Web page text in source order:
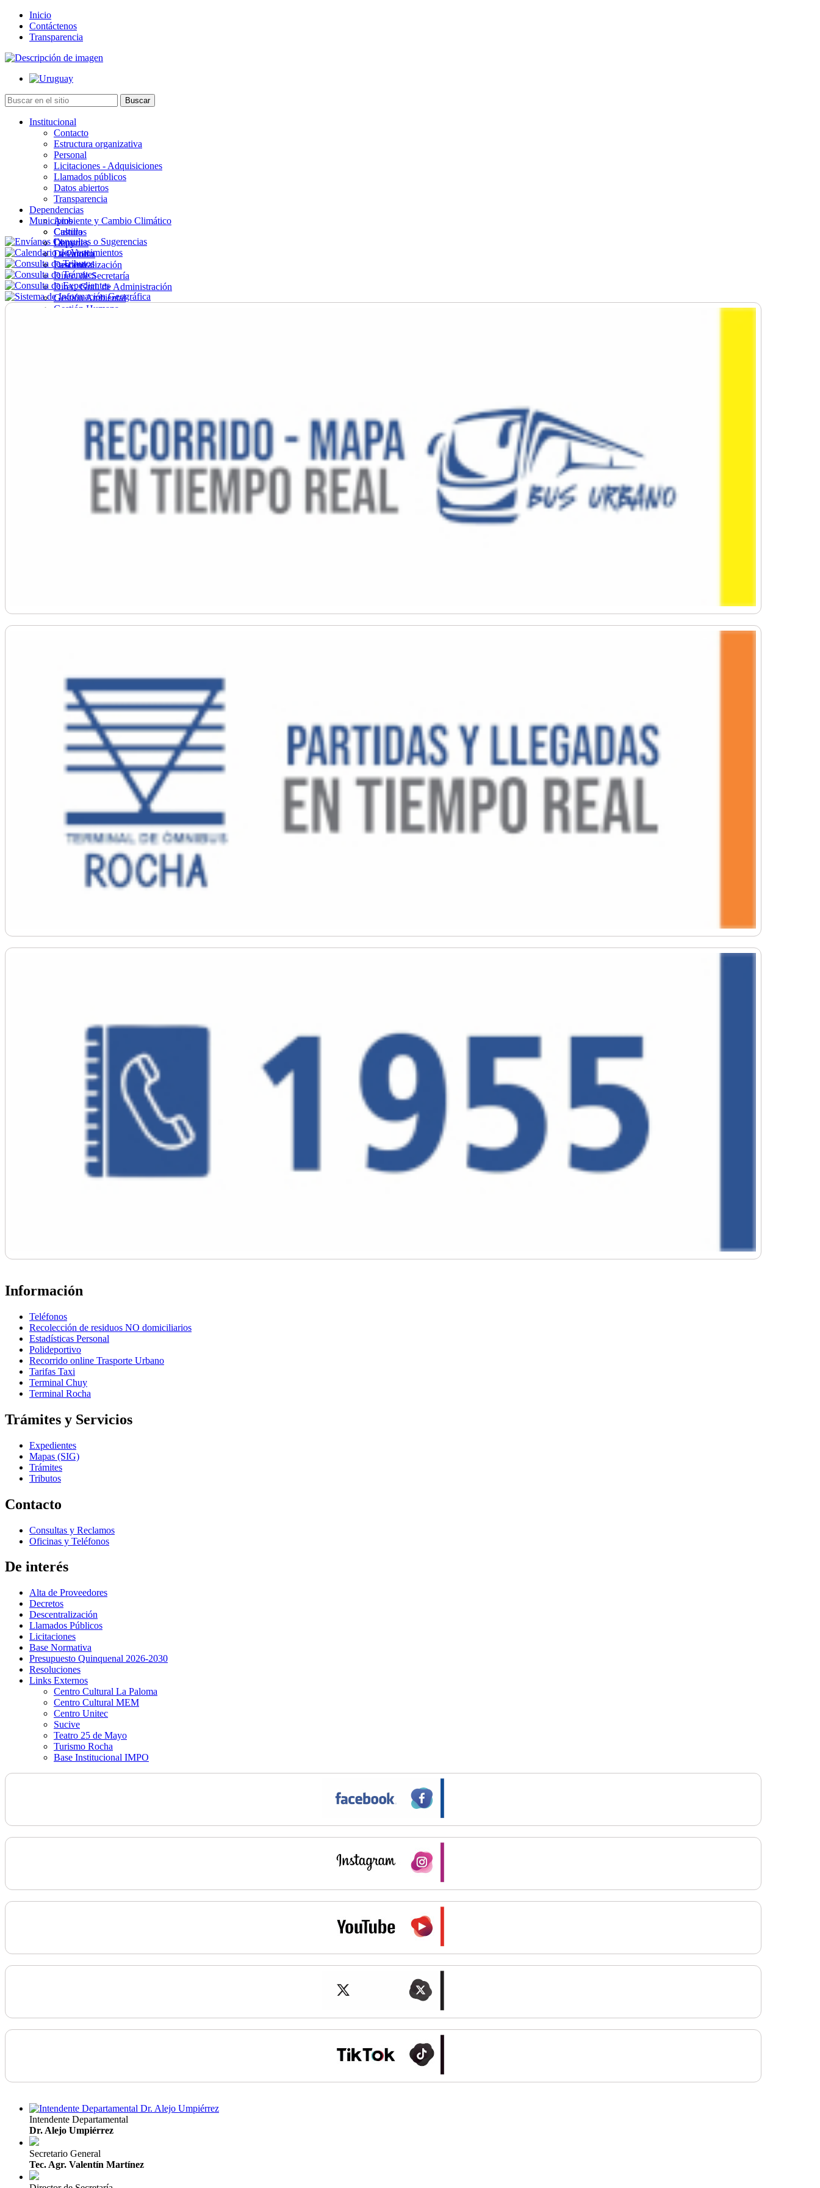
Inicio
Contáctenos
Transparencia
Institucional
Contacto
Estructura organizativa
Personal
Licitaciones - Adquisiciones
Llamados públicos
Datos abiertos
Transparencia
Dependencias
Ambiente y Cambio Climático
Cultura
Deportes
Desarrollo
Descentralización
Direc. de Secretaría
Direc. Gral. de Administración
Gestión Ambiental
Gestión Humana
Municipios
Castillos
Chuy
La Paloma
Lascano
Información
Teléfonos
Recolección de residuos NO domiciliarios
Estadísticas Personal
Polideportivo
Recorrido online Trasporte Urbano
Tarifas Taxi
Terminal Chuy
Terminal Rocha
Trámites y Servicios
Expedientes
Mapas (SIG)
Trámites
Tributos
Contacto
Consultas y Reclamos
Oficinas y Teléfonos
De interés
Alta de Proveedores
Decretos
Descentralización
Llamados Públicos
Licitaciones
Base Normativa
Presupuesto Quinquenal 2026-2030
Resoluciones
Links Externos
Centro Cultural La Paloma
Centro Cultural MEM
Centro Unitec
Sucive
Teatro 25 de Mayo
Turismo Rocha
Base Institucional IMPO
Intendente Departamental
Dr. Alejo Umpiérrez
Secretario General
Tec. Agr. Valentín Martínez